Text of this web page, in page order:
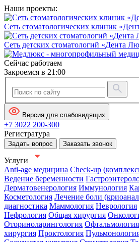
Наши проекты:
Сеть стоматологических клиник
Сеть детских стоматологий «Дента
Сейчас работаем
Закроемся в 21:00
Версия для слабовидящих
+7 3022 200-300
Регистратура
Задать вопрос Заказать звонок
Услуги
Anti-age медицина Check-up
Ведение беременности
Дерматовенерология Иммунология
Косметология Лечение боли
диагностика Маммология Неврология
Нефрология Общая хирургия
Оториноларингология Офтальмология
хирургия Проктология